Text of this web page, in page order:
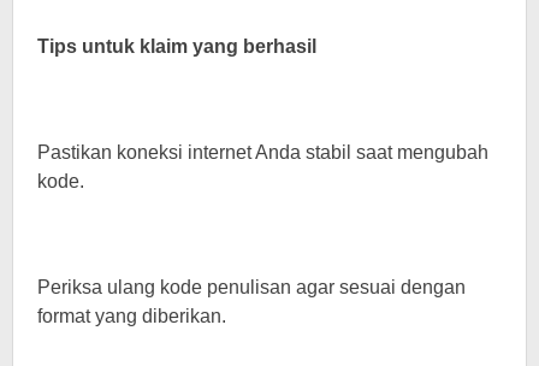
Tips untuk klaim yang berhasil
Pastikan koneksi internet Anda stabil saat mengubah
kode.
Periksa ulang kode penulisan agar sesuai dengan
format yang diberikan.